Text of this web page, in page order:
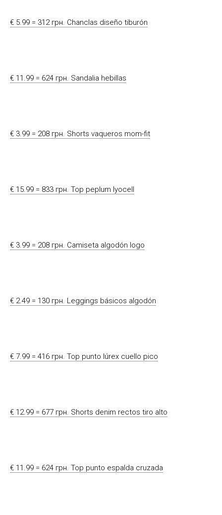
€ 5.99 = 312 грн. Chanclas diseño tiburón
€ 11.99 = 624 грн. Sandalia hebillas
€ 3.99 = 208 грн. Shorts vaqueros mom-fit
€ 15.99 = 833 грн. Top peplum lyocell
€ 3.99 = 208 грн. Camiseta algodón logo
€ 2.49 = 130 грн. Leggings básicos algodón
€ 7.99 = 416 грн. Top punto lúrex cuello pico
€ 12.99 = 677 грн. Shorts denim rectos tiro alto
€ 11.99 = 624 грн. Top punto espalda cruzada